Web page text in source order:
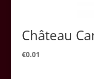
Château
€0.01